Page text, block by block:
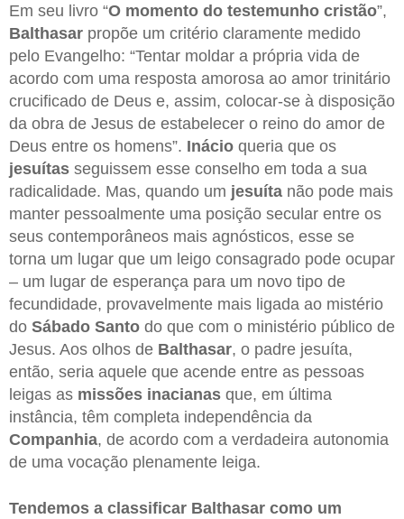
Em seu livro “O momento do testemunho cristão”,
Balthasar propõe um critério claramente medido
pelo Evangelho: “Tentar moldar a própria vida de
acordo com uma resposta amorosa ao amor trinitário
crucificado de Deus e, assim, colocar-se à disposição
da obra de Jesus de estabelecer o reino do amor de
Deus entre os homens”. Inácio queria que os
jesuítas seguissem esse conselho em toda a sua
radicalidade. Mas, quando um jesuíta não pode mais
manter pessoalmente uma posição secular entre os
seus contemporâneos mais agnósticos, esse se
torna um lugar que um leigo consagrado pode ocupar
– um lugar de esperança para um novo tipo de
fecundidade, provavelmente mais ligada ao mistério
do Sábado Santo do que com o ministério público de
Jesus. Aos olhos de Balthasar, o padre jesuíta,
então, seria aquele que acende entre as pessoas
leigas as missões inacianas que, em última
instância, têm completa independência da
Companhia, de acordo com a verdadeira autonomia
de uma vocação plenamente leiga.
Tendemos a classificar Balthasar como um